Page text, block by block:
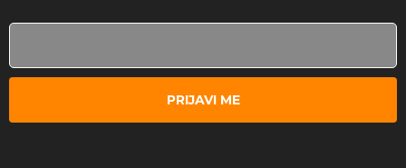
PRIJAVI ME